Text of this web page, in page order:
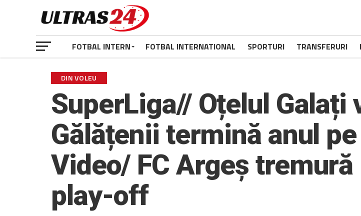
FOTBAL INTERN FOTBAL INTERNATIONAL SPORTURI TRANSFERURI
DIN VOLEU
SuperLiga// Oțelul Galați
Gălățenii termină anul
Video/ FC Argeș
play-off